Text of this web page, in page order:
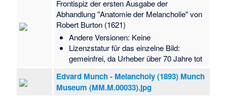
Frontispiz der ersten Ausgabe der
Abhandlung "Anatomie der Melancholie" von
Robert Burton (1621)
Andere Versionen: Keine
Lizenzstatur für das einzelne Bild:
gemeinfrei, da Urheber über 70 Jahre tot
Edvard Munch - Melancholy (1893) Munch
Museum (MM.M.00033).jpg